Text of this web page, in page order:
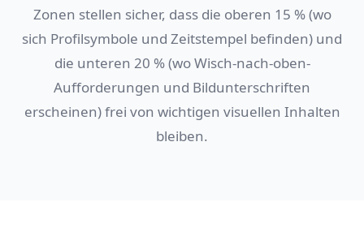
Zonen stellen sicher, dass die oberen 15 % (wo
sich Profilsymbole und Zeitstempel befinden) und
die unteren 20 % (wo Wisch-nach-oben-
Aufforderungen und Bildunterschriften
erscheinen) frei von wichtigen visuellen Inhalten
bleiben.